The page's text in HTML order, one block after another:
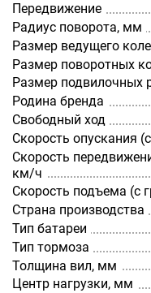
Передвижение
Радиус поворота, мм
Размер ведущего
Размер поворотных
Размер подвилочных
Родина бренда
Свободный ход
Скорость опускания
Скорость
км/ч
Скорость подъема (с
Страна производства
Тип батареи
Тип тормоза
Толщина вил, мм
Центр нагрузки, мм